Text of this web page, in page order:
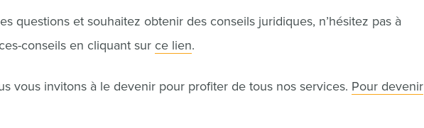
questions et souhaitez obtenir des conseils juridiques, n’hésitez pas à
conseils en cliquant sur ce lien.
vous invitons à le devenir pour profiter de tous nos services. Pour devenir